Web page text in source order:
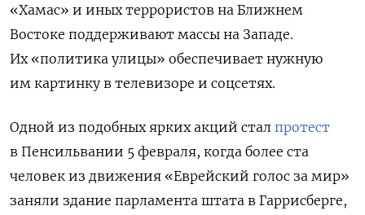
«Хамас» и иных террористов на Ближнем
Востоке поддерживают массы на Западе.
Их «политика улицы» обеспечивает нужную
им картинку в телевизоре и соцсетях.
Одной из подобных ярких акций стал протест
в Пенсильвании 5 февраля, когда более ста
человек из движения «Еврейский голос за мир»
заняли здание парламента штата в Гаррисберге,